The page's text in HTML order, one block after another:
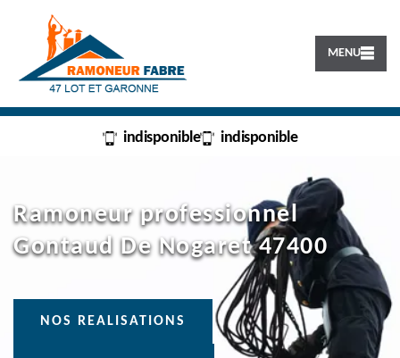
MENU
indisponible indisponible
Ramoneur professionnel
Gontaud De Nogaret 47400
NOS REALISATIONS